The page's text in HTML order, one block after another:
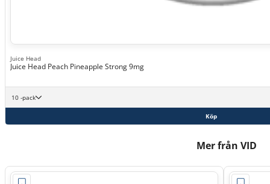
Juice Head
Juice Head Peach Pineapple Strong 9mg
10 -pack
Köp
Mer från VID